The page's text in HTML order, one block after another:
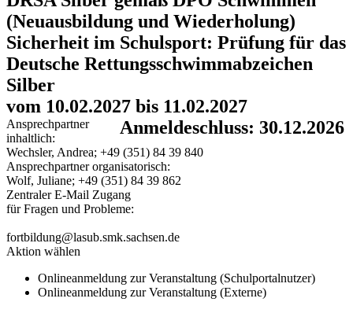
(Neuausbildung und Wiederholung)
Sicherheit im Schulsport: Prüfung für das
Deutsche Rettungsschwimmabzeichen
Silber
vom 10.02.2027 bis 11.02.2027
Anmeldeschluss: 30.12.2026
Ansprechpartner
inhaltlich:
Wechsler, Andrea; +49 (351) 84 39 840
Ansprechpartner organisatorisch:
Wolf, Juliane; +49 (351) 84 39 862
Zentraler E-Mail Zugang
für Fragen und Probleme:
fortbildung@lasub.smk.sachsen.de
Aktion wählen
Onlineanmeldung zur Veranstaltung (Schulportalnutzer)
Onlineanmeldung zur Veranstaltung (Externe)